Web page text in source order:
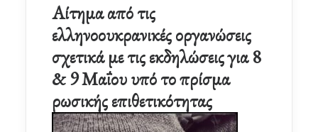
Αίτημα από τις
ελληνοουκρανικές οργανώσεις
σχετικά με τις εκδηλώσεις για 8
& 9 Μαΐου υπό το πρίσμα
ρωσικής επιθετικότητας